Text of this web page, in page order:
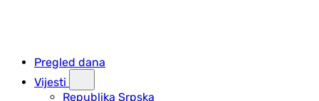
Pregled dana
Vijesti
Republika Srpska